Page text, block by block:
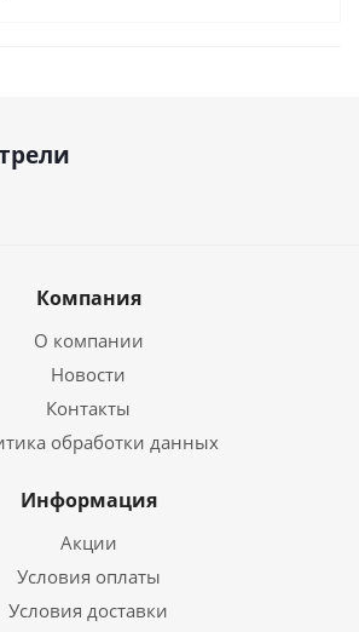
Компания
О компании
Новости
Контакты
обработки данных
Информация
Акции
Условия оплаты
Условия доставки